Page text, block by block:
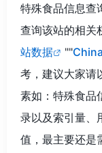
特殊食品信息查
查询该站的相关
站数据
""
考，建议大家请
素如：特殊食品
录以及索引量、
值，最主要还是